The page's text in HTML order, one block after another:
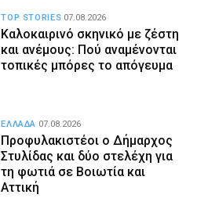
Καλοκαιρινό σκηνικό με ζέστη
και ανέμους: Πού αναμένονται
τοπικές μπόρες το απόγευμα
TOP STORIES 07.08.2026
Προφυλακιστέοι ο Δήμαρχος
Στυλίδας και δύο στελέχη για
τη φωτιά σε Βοιωτία και
Αττική
ΕΛΛΑΔΑ 07.08.2026